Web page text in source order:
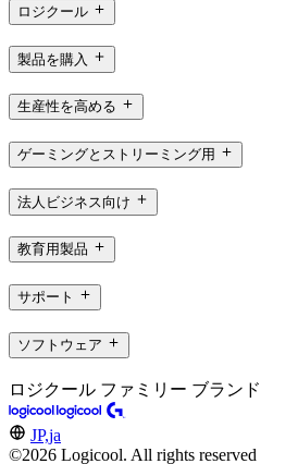
ロジクール
製品を購入
生産性を高める
ゲーミングとストリーミング用
法人ビジネス向け
教育用製品
サポート
ソフトウェア
ロジクール ファミリー ブランド
JP,ja
©2026 Logicool. All rights reserved